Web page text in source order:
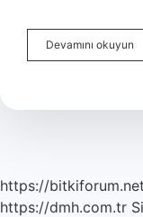
Devamını okuyun
https://bitkiforum.net
https://dmh.com.tr